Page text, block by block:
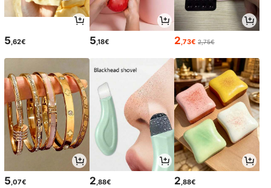
5,62€ 5,18€ 2,73€ 2,75€
5,07€ 2,88€ 2,88€